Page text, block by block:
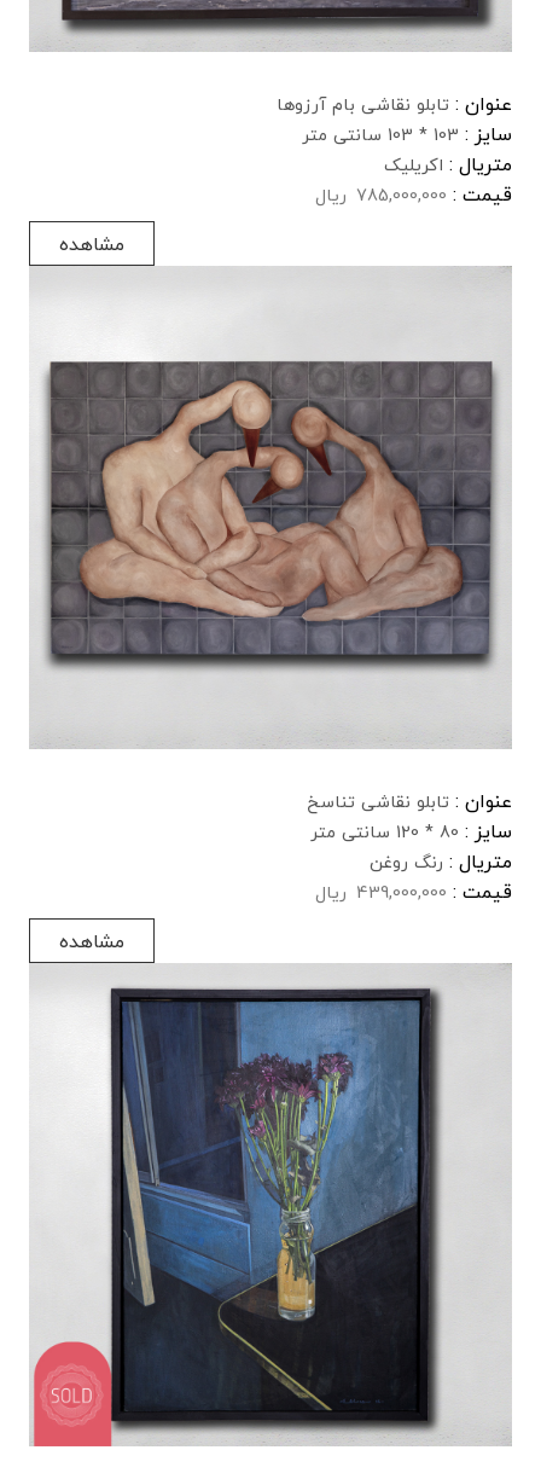
عنوان : تابلو نقاشی بام آرزوها
سایز : 103 * 103 سانتی متر
متریال : اکریلیک
قیمت : 785,000,000 ریال
مشاهده
عنوان : تابلو نقاشی تناسخ
سایز : 80 * 120 سانتی متر
متریال : رنگ روغن
قیمت : 439,000,000 ریال
مشاهده